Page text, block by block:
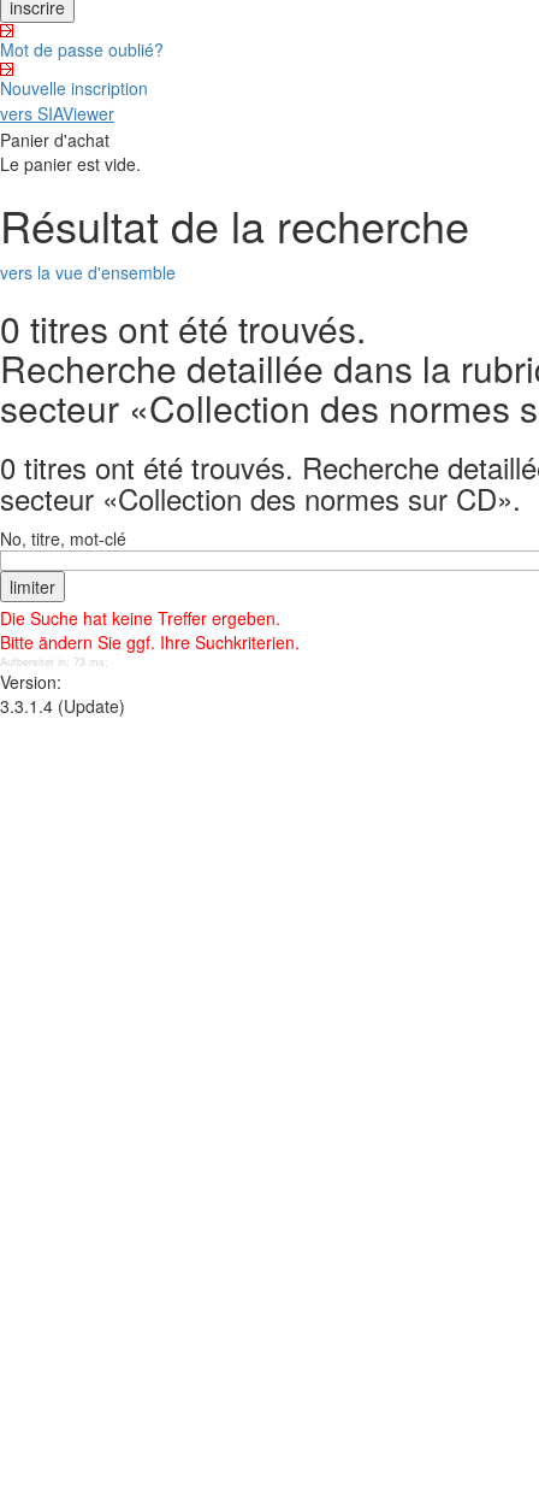
Mot de passe oublié?
Nouvelle inscription
vers SIAViewer
Panier d'achat
Le panier est vide.
Résultat de la recherche
vers la vue d'ensemble
0 titres ont été trouvés.
Recherche detaillée dans la
secteur «Collection des normes
0 titres ont été trouvés. Recherche
secteur «Collection des normes sur CD».
No, titre, mot-clé
Die Suche hat keine Treffer ergeben.
Bitte ändern Sie ggf. Ihre Suchkriterien.
Aufbereitet in: 73 ms;
Version:
3.3.1.4 (Update)